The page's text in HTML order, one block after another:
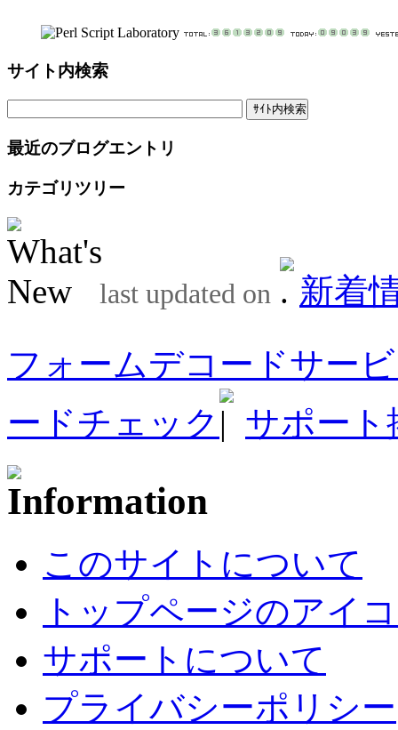
サイト内検索
最近のブログエントリ
カテゴリツリー
last updated on
新着
フォームデコードサー
ードチェック
サポート
このサイトについて
トップページのアイ
サポートについて
プライバシーポリシー